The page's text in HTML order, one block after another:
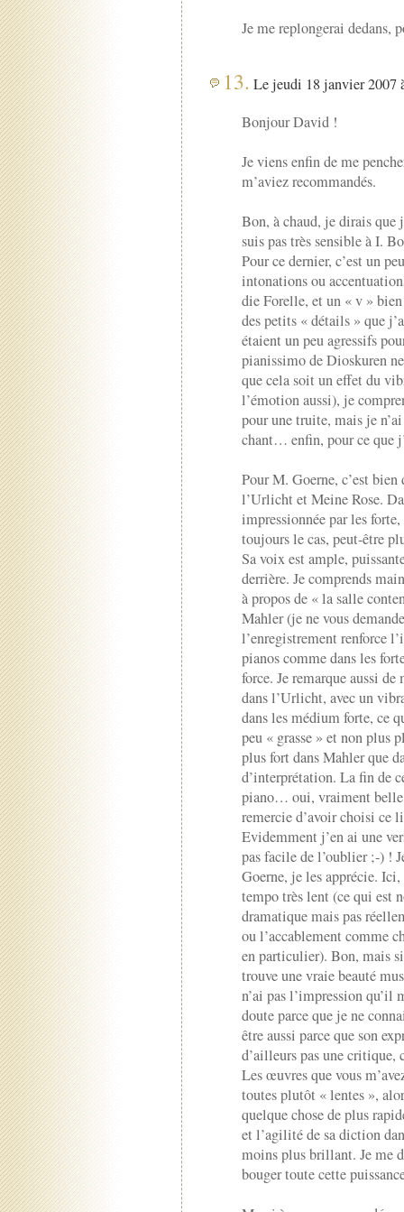
Je me replongerai dedans,
13. Le jeudi 18 janvier 2007
Bonjour David !
Je viens enfin de me
m’aviez recommandés.
Bon, à chaud, je dirais que
suis pas très sensible à I.
Pour ce dernier, c’est un
intonations ou
die Forelle, et un « v »
des petits « détails » que
étaient un peu agressifs
pianissimo de Dioskuren
que cela soit un effet du
l’émotion aussi), je
pour une truite, mais je
chant… enfin, pour ce que
Pour M. Goerne, c’est
l’Urlicht et Meine Rose.
impressionnée par les
toujours le cas, peut-être
Sa voix est ample,
derrière. Je comprends
à propos de « la salle
Mahler (je ne vous
l’enregistrement renforce
pianos comme dans les
force. Je remarque aussi
dans l’Urlicht, avec un
dans les médium forte, ce
peu « grasse » et non plus
plus fort dans Mahler que
d’interprétation. La fin de
piano… oui, vraiment belle
remercie d’avoir choisi ce
Evidemment j’en ai une
pas facile de l’oublier ;-) !
Goerne, je les apprécie.
tempo très lent (ce qui est
dramatique mais pas
ou l’accablement comme
en particulier). Bon, mais si
trouve une vraie beauté
n’ai pas l’impression qu’il
doute parce que je ne
être aussi parce que son
d’ailleurs pas une critique,
Les œuvres que vous
toutes plutôt « lentes »,
quelque chose de plus
et l’agilité de sa diction
moins plus brillant. Je me
bouger toute cette